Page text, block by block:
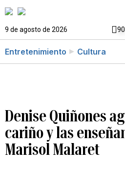
9 de agosto de 2026
Entretenimiento Cultura
Denise Quiñones
cariño y las
Marisol Malaret